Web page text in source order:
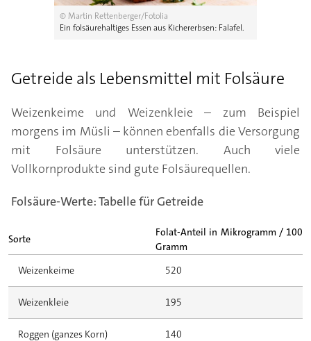
© Martin Rettenberger/Fotolia
Ein folsäurehaltiges Essen aus Kichererbsen: Falafel.
Getreide als Lebensmittel mit Folsäure
Weizenkeime und Weizenkleie – zum Beispiel
morgens im Müsli – können ebenfalls die Versorgung
mit Folsäure unterstützen. Auch viele
Vollkornprodukte sind gute Folsäurequellen.
Folsäure-Werte: Tabelle für Getreide
Sorte
Folat-Anteil in Mikrogramm / 100
Gramm
Weizenkeime
520
Weizenkleie 195
Roggen (ganzes Korn) 140